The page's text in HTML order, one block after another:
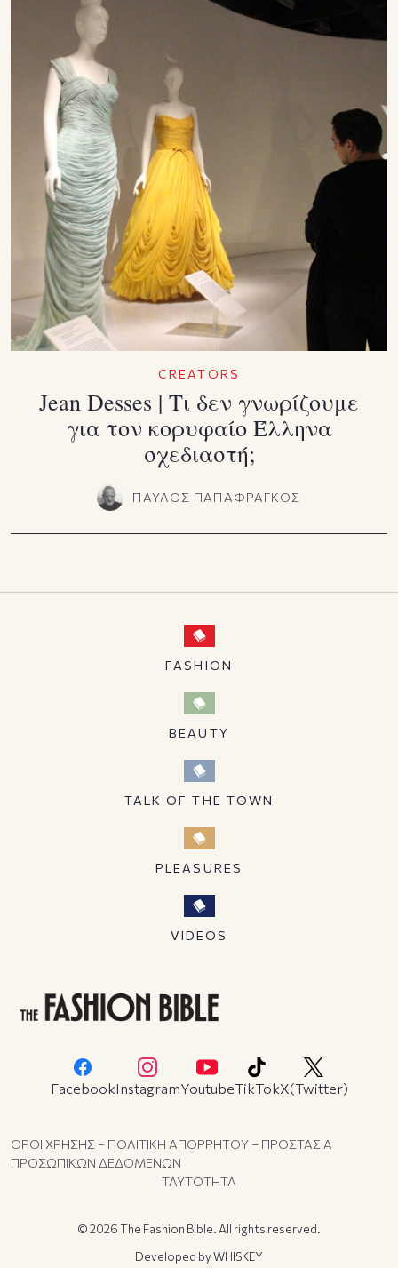
CREATORS
Jean Desses | Τι δεν γνωρίζουμε
για τον κορυφαίο Έλληνα
σχεδιαστή;
ΠΑΥΛΟΣ ΠΑΠΑΦΡΑΓΚΟΣ
FASHION
BEAUTY
TALK OF THE TOWN
PLEASURES
VIDEOS
FacebookInstagramYoutubeTikTokX(Twitter)
ΟΡΟΙ ΧΡΗΣΗΣ – ΠΟΛΙΤΙΚΗ ΑΠΟΡΡΗΤΟΥ – ΠΡΟΣΤΑΣΙΑ
ΠΡΟΣΩΠΙΚΩΝ ΔΕΔΟΜΕΝΩΝ
ΤΑΥΤΟΤΗΤΑ
© 2026 The Fashion Bible. All rights reserved.
Developed byWHISKEY